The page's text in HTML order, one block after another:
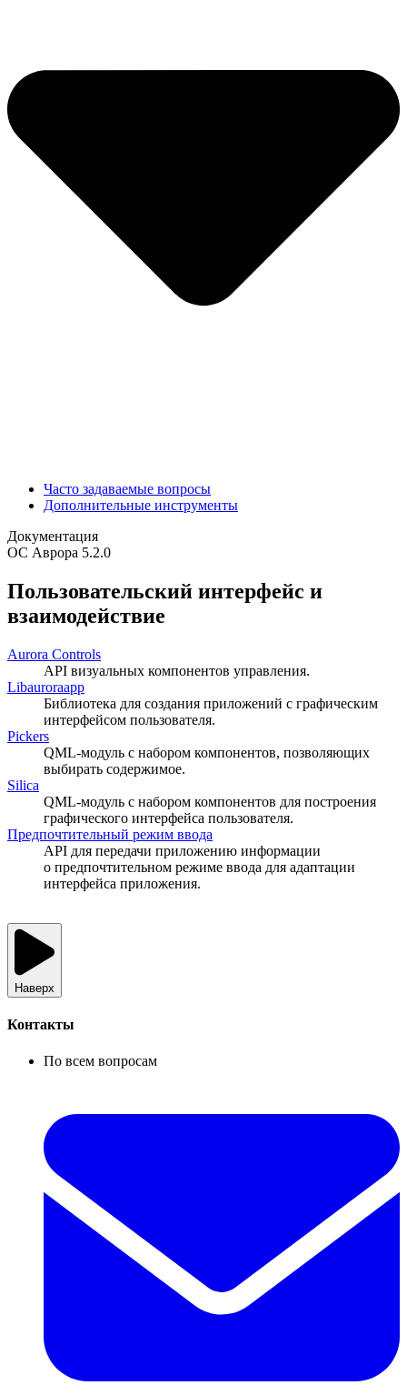
Часто задаваемые вопросы
Дополнительные инструменты
Документация
ОС Аврора 5.2.0
Пользовательский интерфейс и
взаимодействие
Aurora Controls
API визуальных компонентов управления.
Libauroraapp
Библиотека для создания приложений с графическим
интерфейсом пользователя.
Pickers
QML-модуль с набором компонентов, позволяющих
выбирать содержимое.
Silica
QML-модуль с набором компонентов для построения
графического интерфейса пользователя.
Предпочтительный режим ввода
API для передачи приложению информации
о предпочтительном режиме ввода для адаптации
интерфейса приложения.
Наверх
Контакты
По всем вопросам